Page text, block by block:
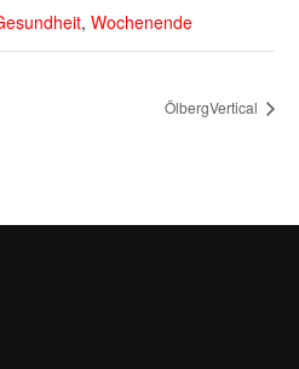
, Wochenende
ÖlbergVertical